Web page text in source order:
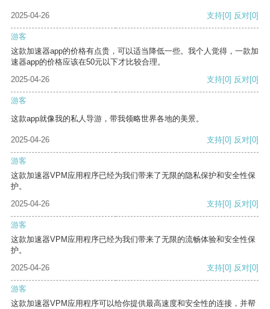
2025-04-26 支持[0] 反对[0]
游客
这款加速器app的价格有点贵，可以适当降低一些。我个人觉得，一款加
速器app的价格应该在50元以下才比较合理。
2025-04-26
支持[0] 反对[0]
游客
这款app就像我的私人导游，带我领略世界各地的美景。
2025-04-26 支持[0] 反对[0]
游客
这款加速器VPM应用程序已经为我们带来了无限的隐私保护和安全性保
护。
2025-04-26
支持[0] 反对[0]
游客
这款加速器VPM应用程序已经为我们带来了无限的流畅体验和安全性保
护。
2025-04-26
支持[0] 反对[0]
游客
这款加速器VPM应用程序可以给你提供最高速度和安全性的连接，并帮